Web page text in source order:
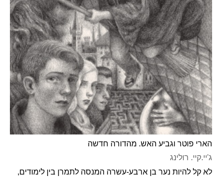
הארי פוטר וגביע האש. מהדורה חדשה
ג'יי.קיי. רולינג
לא קל להיות נער בן ארבע-עשרה המנסה לתמרן בין לימודים,